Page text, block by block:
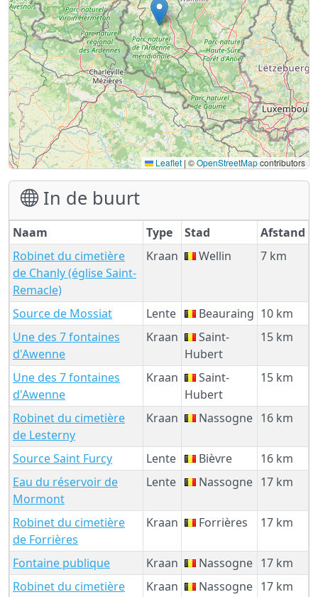
Leaflet | ©OpenStreetMapcontributors
In de buurt
Naam Type Stad
Afstand
Robinet du cimetière
de Chanly (église Saint-
Remacle)
Kraan Wellin 7 km
Source de Mossiat Lente Beauraing 10 km
Une des 7 fontaines
d'Awenne
Kraan
Saint-
Hubert
15 km
Une des 7 fontaines
d'Awenne
Kraan
Saint-
Hubert
15 km
Robinet du cimetière
de Lesterny
Kraan Nassogne 16 km
Source Saint Furcy Lente Bièvre
16 km
Eau du réservoir de
Mormont
Lente Nassogne 17 km
Robinet du cimetière
de Forrières
Kraan Forrières 17 km
Fontaine publique Kraan Nassogne 17 km
Robinet du cimetière
Kraan Nassogne 17 km